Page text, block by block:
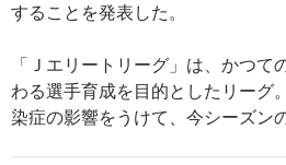
することを発表した。
「Ｊエリートリーグ」は、かつて
わる選手育成を目的としたリーグ
染症の影響をうけて、今シーズン